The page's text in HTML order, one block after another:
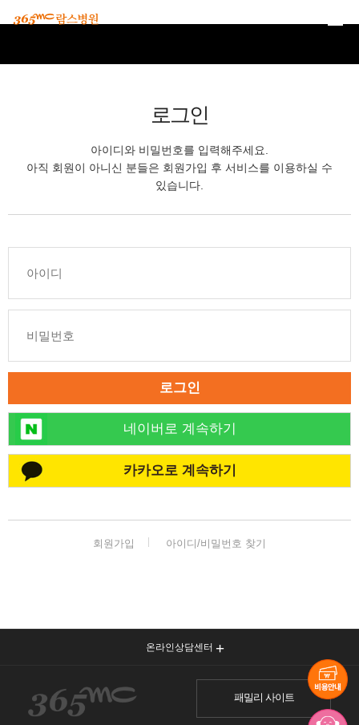
로그인
아이디와 비밀번호를 입력해주세요.
아직 회원이 아니신 분들은 회원가입 후 서비스를 이용하실 수
있습니다.
로그인
네이버로 계속하기
카카오로 계속하기
회원가입 아이디/비밀번호 찾기
온라인상담센터
패밀리 사이트